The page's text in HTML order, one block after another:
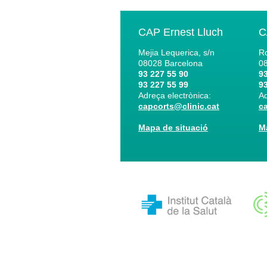
CAP Ernest Lluch
Mejia Lequerica, s/n
08028 Barcelona
93 227 55 90
93 227 55 99
Adreça electrònica:
capcorts@clinic.cat
Mapa de situació